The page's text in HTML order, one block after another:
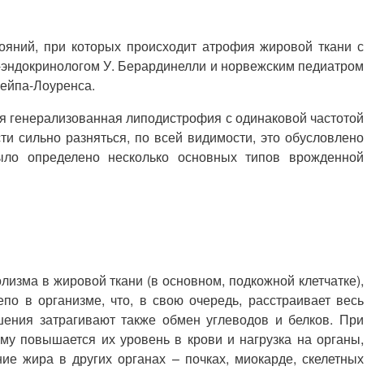
при которых происходит атрофия жировой ткани с
У. Берардинелли и норвежским педиатром
Лоуренса.
липодистрофия с одинаковой частотой
сильно разняться, по всей видимости, это обусловлено
определено несколько основных типов врожденной
в жировой ткани (в основном, подкожной клетчатке),
в организме, что, в свою очередь, расстраивает весь
затрагивают также обмен углеводов и белков. При
повышается их уровень в крови и нагрузка на органы,
жира в других органах – почках, миокарде, скелетных